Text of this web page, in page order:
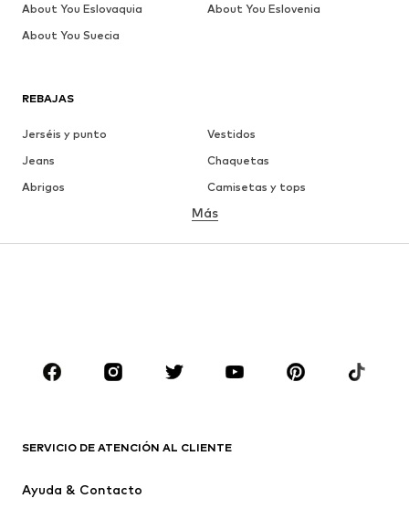
REBAJAS
Jerséis y punto
Vestidos
Jeans
Chaquetas
Abrigos
Camisetas y tops
Ropa interior
Zapatos
Deporte
Vestidos
Más
SERVICIO DE ATENCIÓN AL CLIENTE
Ayuda & Contacto
About You Eslovaquia
About You Eslovenia
About You Suecia